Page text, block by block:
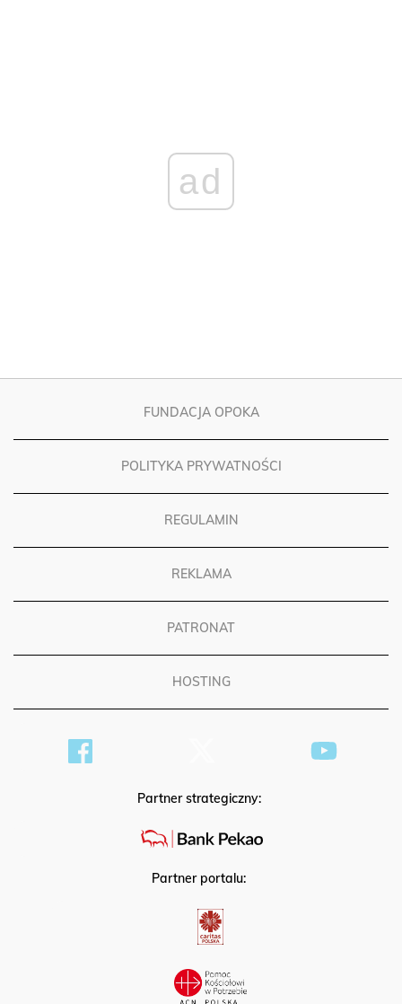
ad
FUNDACJA OPOKA
POLITYKA PRYWATNOŚCI
REGULAMIN
REKLAMA
PATRONAT
HOSTING
Partner strategiczny:
Partner portalu: